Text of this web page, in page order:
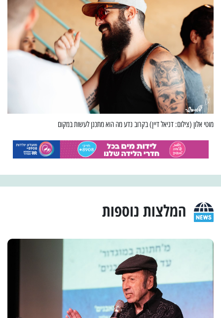
מוטי אלון (צילום: דניאל דיין) בקרוב נדע מה הוא מתכנן לעשות במקום
המלצות נוספות